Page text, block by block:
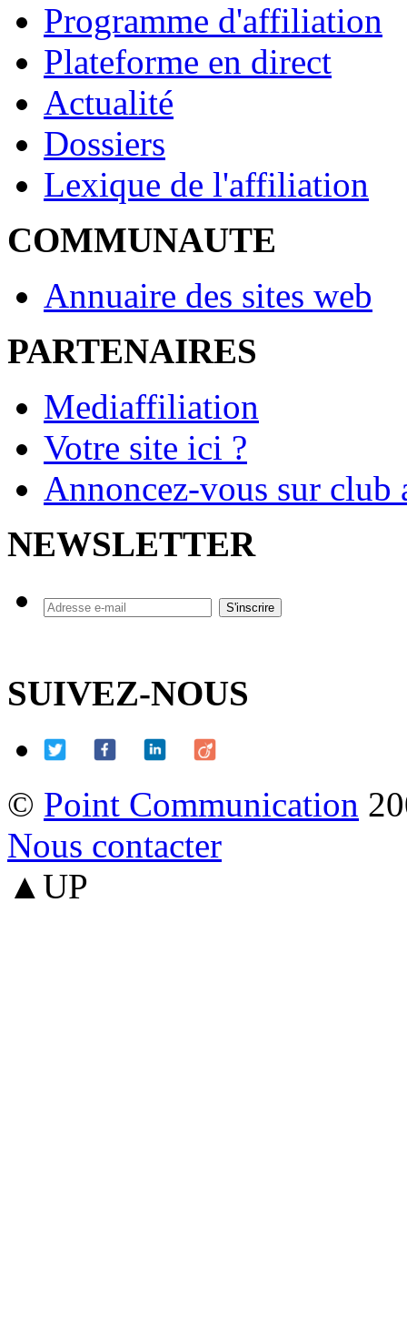
Programme d'affiliation
Plateforme en direct
Actualité
Dossiers
Lexique de l'affiliation
COMMUNAUTE
Annuaire des sites web
PARTENAIRES
Mediaffiliation
Votre site ici ?
Annoncez-vous sur
NEWSLETTER
SUIVEZ-NOUS
© Point Communication
Nous contacter
▲UP